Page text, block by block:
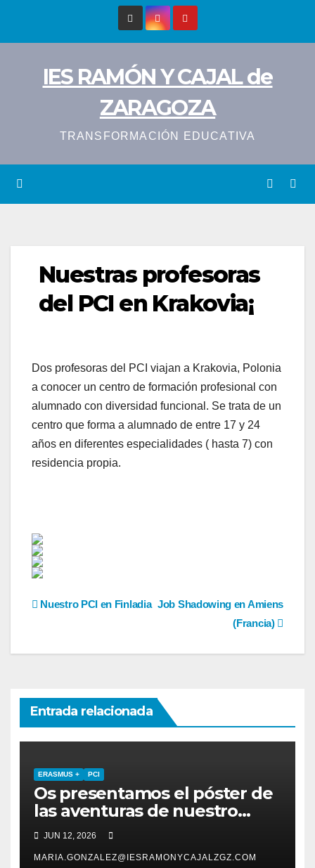
IES RAMÓN Y CAJAL de
ZARAGOZA
TRANSFORMACIÓN EDUCATIVA
Nuestras profesoras
del PCI en Krakovia¡
Dos profesoras del PCI viajan a Krakovia, Polonia
a conocer un centro de formación profesional con
alumnado con diversidad funcional. Se trata de un
centro que forma a alumnado de entre 17 y 24
años en diferentes especialidades ( hasta 7) con
residencia propia.
NavegaciónJob Shadowing en Amiens
(Francia)
Nuestro PCI en Finladia
Entrada relacionada
ERASMUS + PCI
Os presentamos el póster de
las aventuras de nuestro
alumnado y profesorado del
PCI en Finlandia !
JUN 12, 2026
MARIA.GONZALEZ@IESRAMONYCAJALZGZ.COM